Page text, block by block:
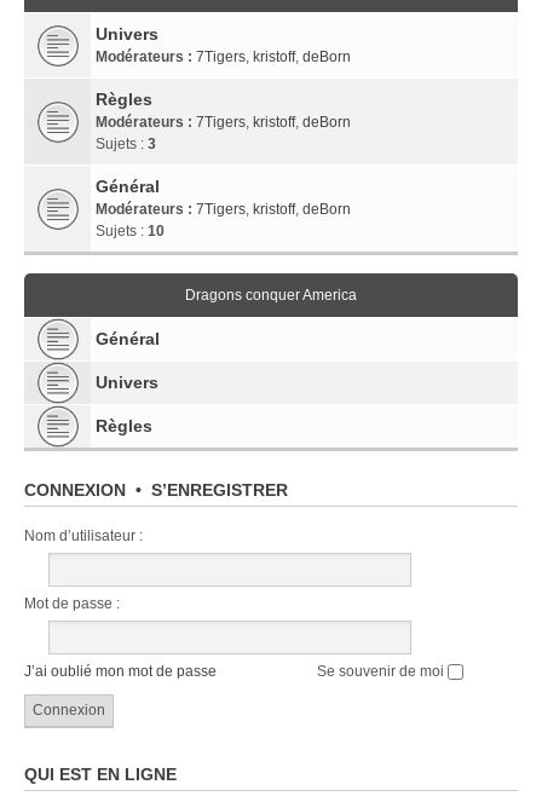
Univers
Modérateurs : 7Tigers, kristoff, deBorn
Règles
Modérateurs : 7Tigers, kristoff, deBorn
Sujets : 3
Général
Modérateurs : 7Tigers, kristoff, deBorn
Sujets : 10
Dragons conquer America
Général
Univers
Règles
CONNEXION • S’ENREGISTRER
Nom d’utilisateur :
Mot de passe :
J’ai oublié mon mot de passe Se souvenir de moi
QUI EST EN LIGNE